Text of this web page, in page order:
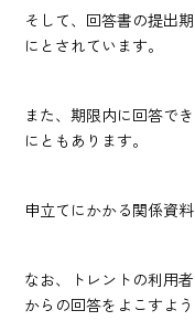
そして、回答書の提出
にとされています。
また、期限内に回答で
にともあります。
申立てにかかる関係資
なお、トレントの利用
からの回答をよこすよう